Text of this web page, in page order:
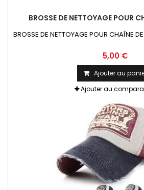
BROSSE DE NETTOYAGE POUR
BROSSE DE NETTOYAGE POUR CHAÎNE
5,00 €
Ajouter au
Ajouter au